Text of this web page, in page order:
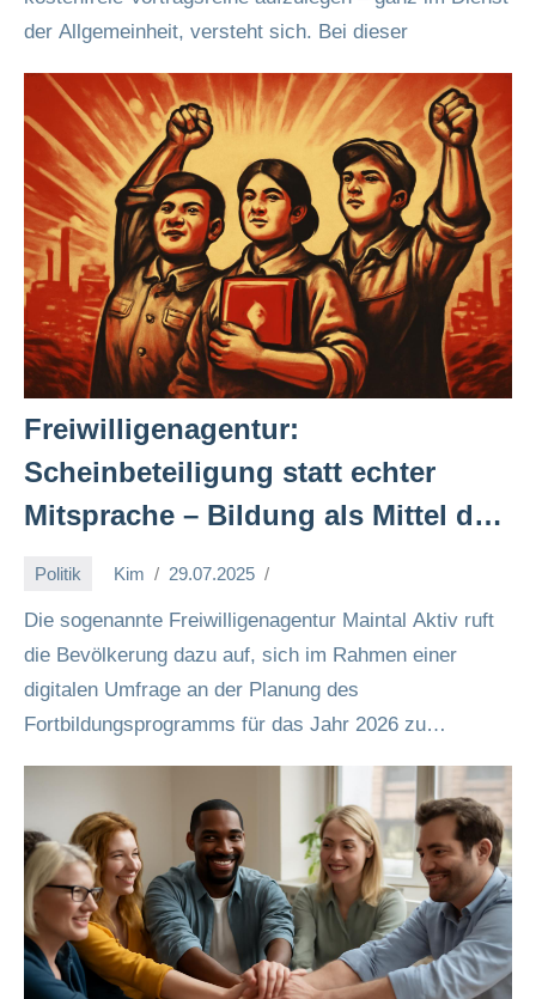
der Allgemeinheit, versteht sich. Bei dieser
Freiwilligenagentur:
Scheinbeteiligung statt echter
Mitsprache – Bildung als Mittel der
Politik Kim 29.07.2025
Die sogenannte Freiwilligenagentur Maintal Aktiv ruft
die Bevölkerung dazu auf, sich im Rahmen einer
digitalen Umfrage an der Planung des
Fortbildungsprogramms für das Jahr 2026 zu